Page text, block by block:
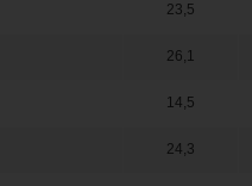
23,5
26,1
14,5
24,3